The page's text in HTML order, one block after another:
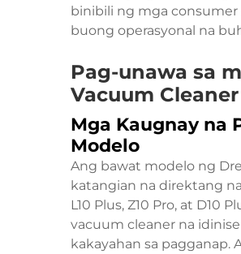
binibili ng mga consumer
buong operasyonal na
Pag-unawa sa
Vacuum Cleaner
Mga Kaugnay na
Modelo
Ang bawat modelo ng
katangian na direktang
L10 Plus, Z10 Pro, at D10
vacuum cleaner na
kakayahan sa pagganap.